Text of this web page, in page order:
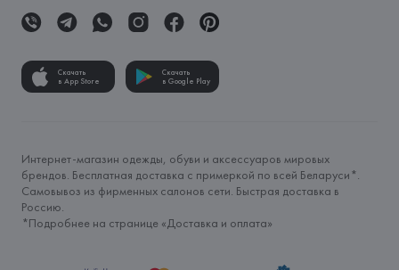
Скачать
в App Store
Скачать
в Google Play
Интернет-магазин одежды, обуви и аксессуаров мировых
брендов. Бесплатная доставка с примеркой по всей Беларуси*.
Самовывоз из фирменных салонов сети. Быстрая доставка в
Россию.
*Подробнее на странице «Доставка и оплата»